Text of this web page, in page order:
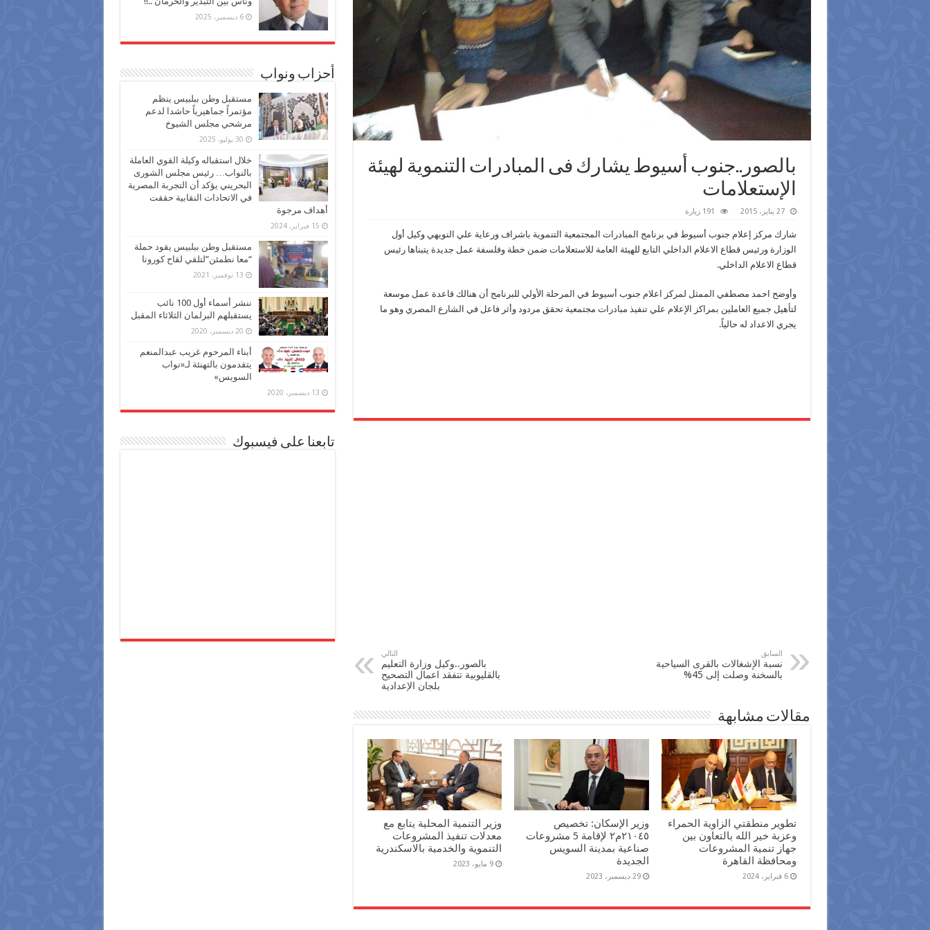
بالصور..جنوب أسيوط يشارك فى المبادرات التنموية لهيئة
الإستعلامات
27 يناير، 2015 191 زيارة
شارك مركز إعلام جنوب أسيوط في برنامج المبادرات المجتمعية التنموية باشراف ورعاية علي النويهي وكيل أول
الوزارة ورئيس قطاع الاعلام الداخلي التابع للهيئة العامة للاستعلامات ضمن خطة وفلسفة عمل جديدة يتبناها رئيس
قطاع الاعلام الداخلي.
وأوضح احمد مصطفي الممثل لمركز اعلام جنوب أسيوط في المرحلة الأولي للبرنامج أن هنالك قاعدة عمل موسعة
لتأهيل جميع العاملين بمراكز الإعلام علي تنفيذ مبادرات مجتمعية تحقق مردود وأثر فاعل في الشارع المصري وهو ما
يجري الاعداد له حالياً.
السابق
نسبة الإشغالات بالقرى السياحية
بالسخنة وصلت إلى 45%
التالي
بالصور..وكيل وزارة التعليم
بالقليوبية تتفقد اعمال التصحيح
بلجان الإعدادية
مقالات مشابهة
تطوير منطقتي الزاوية الحمراء
وعزبة خير الله بالتعاون بين
جهاز تنمية المشروعات
ومحافظة القاهرة
6 فبراير، 2024
وزير الإسكان: تخصيص
٢١٠٤٥م٢ لإقامة 5 مشروعات
صناعية بمدينة السويس
الجديدة
29 ديسمبر، 2023
وزير التنمية المحلية يتابع مع
معدلات تنفيذ المشروعات
التنموية والخدمية بالاسكندرية
9 مايو، 2023
6 ديسمبر، 2025
أحزاب ونواب
مستقبل وطن ببلبيس ينظم
مؤتمراً جماهيرياً حاشدا لدعم
مرشحي مجلس الشيوخ
30 يوليو، 2025
خلال استقباله وكيلة القوي العاملة
بالنواب… رئيس مجلس الشورى
البحريني يؤكد أن التجربة المصرية
في الاتحادات النقابية حققت
أهداف مرجوة
15 فبراير، 2024
مستقبل وطن ببلبيس يقود حملة
“معا نطمئن”لتلقي لقاح كورونا
13 نوفمبر، 2021
ننشر أسماء أول 100 نائب
يستقبلهم البرلمان الثلاثاء المقبل
20 ديسمبر، 2020
أبناء المرحوم غريب عبدالمنعم
يتقدمون بالتهنئة لـ«نواب
السويس»
13 ديسمبر، 2020
تابعنا على فيسبوك